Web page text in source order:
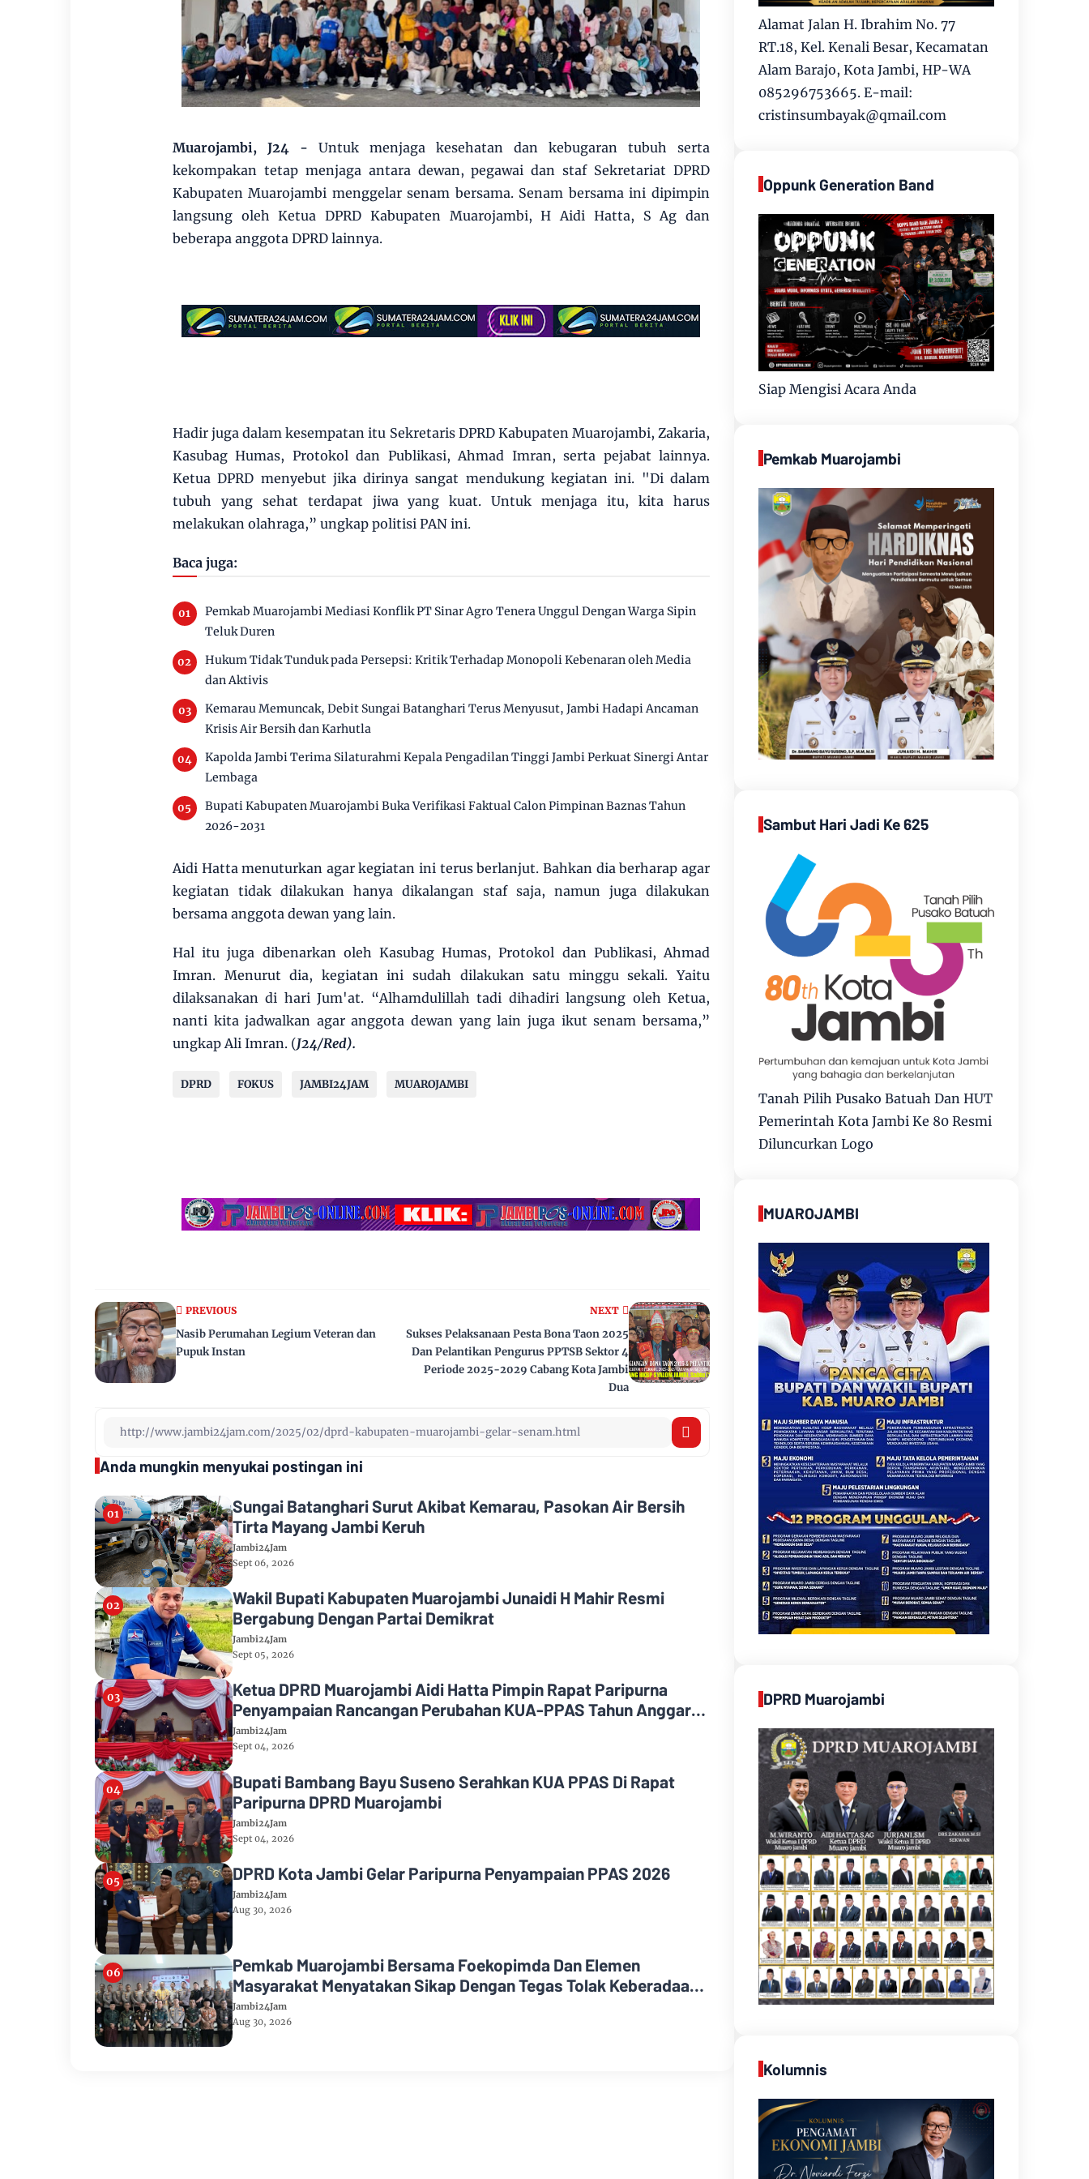
Muarojambi, J24 - Untuk menjaga kesehatan dan kebugaran tubuh serta
kekompakan tetap menjaga antara dewan, pegawai dan staf Sekretariat DPRD
Kabupaten Muarojambi menggelar senam bersama. Senam bersama ini dipimpin
langsung oleh Ketua DPRD Kabupaten Muarojambi, H Aidi Hatta, S Ag dan
beberapa anggota DPRD lainnya.
Hadir juga dalam kesempatan itu Sekretaris DPRD Kabupaten Muarojambi, Zakaria,
Kasubag Humas, Protokol dan Publikasi, Ahmad Imran, serta pejabat lainnya.
Ketua DPRD menyebut jika dirinya sangat mendukung kegiatan ini. "Di dalam
tubuh yang sehat terdapat jiwa yang kuat. Untuk menjaga itu, kita harus
melakukan olahraga,” ungkap politisi PAN ini.
Baca juga:
Pemkab Muarojambi Mediasi Konflik PT Sinar Agro Tenera Unggul Dengan Warga Sipin
Teluk Duren
Hukum Tidak Tunduk pada Persepsi: Kritik Terhadap Monopoli Kebenaran oleh Media
dan Aktivis
Kemarau Memuncak, Debit Sungai Batanghari Terus Menyusut, Jambi Hadapi Ancaman
Krisis Air Bersih dan Karhutla
Kapolda Jambi Terima Silaturahmi Kepala Pengadilan Tinggi Jambi Perkuat Sinergi Antar
Lembaga
Bupati Kabupaten Muarojambi Buka Verifikasi Faktual Calon Pimpinan Baznas Tahun
2026-2031
Aidi Hatta menuturkan agar kegiatan ini terus berlanjut. Bahkan dia berharap agar
kegiatan tidak dilakukan hanya dikalangan staf saja, namun juga dilakukan
bersama anggota dewan yang lain.
Hal itu juga dibenarkan oleh Kasubag Humas, Protokol dan Publikasi, Ahmad
Imran. Menurut dia, kegiatan ini sudah dilakukan satu minggu sekali. Yaitu
dilaksanakan di hari Jum'at. “Alhamdulillah tadi dihadiri langsung oleh Ketua,
nanti kita jadwalkan agar anggota dewan yang lain juga ikut senam bersama,”
ungkap Ali Imran. (J24/Red).
DPRD FOKUS JAMBI24JAM MUAROJAMBI
NEXT
Sukses Pelaksanaan Pesta Bona Taon 2025
Dan Pelantikan Pengurus PPTSB Sektor 4
Periode 2025-2029 Cabang Kota Jambi
Dua
PREVIOUS
Nasib Perumahan Legium Veteran dan
Pupuk Instan
Anda mungkin menyukai postingan ini
Sungai Batanghari Surut Akibat Kemarau, Pasokan Air Bersih
Tirta Mayang Jambi Keruh
Jambi24Jam
Sept 06, 2026
Wakil Bupati Kabupaten Muarojambi Junaidi H Mahir Resmi
Bergabung Dengan Partai Demikrat
Jambi24Jam
Sept 05, 2026
Ketua DPRD Muarojambi Aidi Hatta Pimpin Rapat Paripurna
Penyampaian Rancangan Perubahan KUA-PPAS Tahun Anggaran
2026
Jambi24Jam
Sept 04, 2026
Bupati Bambang Bayu Suseno Serahkan KUA PPAS Di Rapat
Paripurna DPRD Muarojambi
Jambi24Jam
Sept 04, 2026
DPRD Kota Jambi Gelar Paripurna Penyampaian PPAS 2026
Jambi24Jam
Aug 30, 2026
Pemkab Muarojambi Bersama Foekopimda Dan Elemen
Masyarakat Menyatakan Sikap Dengan Tegas Tolak Keberadaan
Geng Motor
Jambi24Jam
Aug 30, 2026
Alamat Jalan H. Ibrahim No. 77
RT.18, Kel. Kenali Besar, Kecamatan
Alam Barajo, Kota Jambi, HP-WA
085296753665. E-mail:
cristinsumbayak@qmail.com
Oppunk Generation Band
Siap Mengisi Acara Anda
Pemkab Muarojambi
Sambut Hari Jadi Ke 625
Tanah Pilih Pusako Batuah Dan HUT
Pemerintah Kota Jambi Ke 80 Resmi
Diluncurkan Logo
MUAROJAMBI
DPRD Muarojambi
Kolumnis